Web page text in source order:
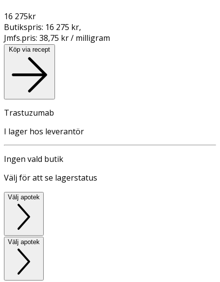
16 275kr
Butikspris: 16 275 kr,
Jmfs.pris: 38,75 kr / milligram
Köp via recept
Trastuzumab
I lager hos leverantör
Ingen vald butik
Välj för att se lagerstatus
Välj apotek
Välj apotek